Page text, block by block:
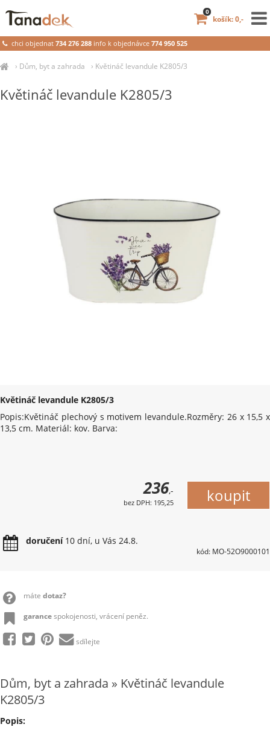
› Dům, byt a zahrada › Květináč levandule K2805/3
Květináč levandule K2805/3
Květináč levandule K2805/3
Popis:Květináč plechový s motivem levandule.Rozměry: 26 x 15,5 x
13,5 cm. Materiál: kov. Barva:
236,-
bez DPH: 195,25
doručení10 dní, u Vás 24.8.
kód: MO-52O9000101
máte dotaz?
garancespokojenosti, vrácení peněz.
sdílejte
Dům, byt a zahrada » Květináč levandule
K2805/3
Popis:
chci objednat734 276 288 info k objednávce 774 950 525
košík: 0,-
0